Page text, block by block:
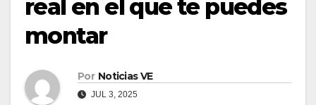
real en el que te puedes
montar
Por Noticias VE
JUL 3, 2025